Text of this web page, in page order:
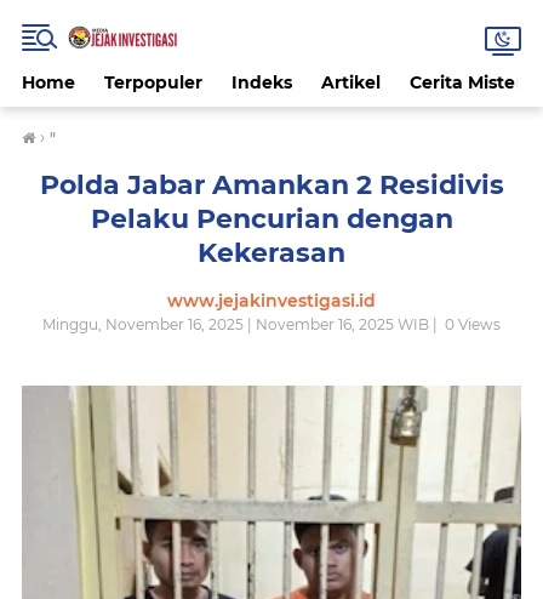
Home Terpopuler Indeks Artikel Cerita Misteri
› "
Polda Jabar Amankan 2 Residivis
Pelaku Pencurian dengan
Kekerasan
www.jejakinvestigasi.id
Minggu, November 16, 2025 | November 16, 2025 WIB | 0 Views